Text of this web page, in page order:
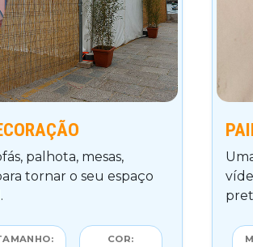
palhota, mesas,
tornar o seu espaço
COR: